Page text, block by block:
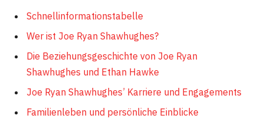
Schnellinformationstabelle
Wer ist Joe Ryan Shawhughes?
Die Beziehungsgeschichte von Joe Ryan
Shawhughes und Ethan Hawke
Joe Ryan Shawhughes’ Karriere und Engagements
Familienleben und persönliche Einblicke